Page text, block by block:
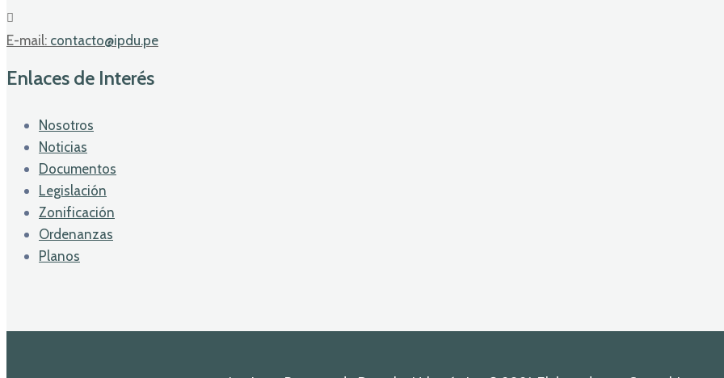
E-mail: contacto@ipdu.pe
Enlaces de Interés
Nosotros
Noticias
Documentos
Legislación
Zonificación
Ordenanzas
Planos